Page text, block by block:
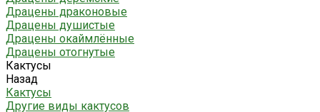
Драцены драконовые
Драцены душистые
Драцены окаймлённые
Драцены отогнутые
Кактусы
Назад
Кактусы
Другие виды кактусов